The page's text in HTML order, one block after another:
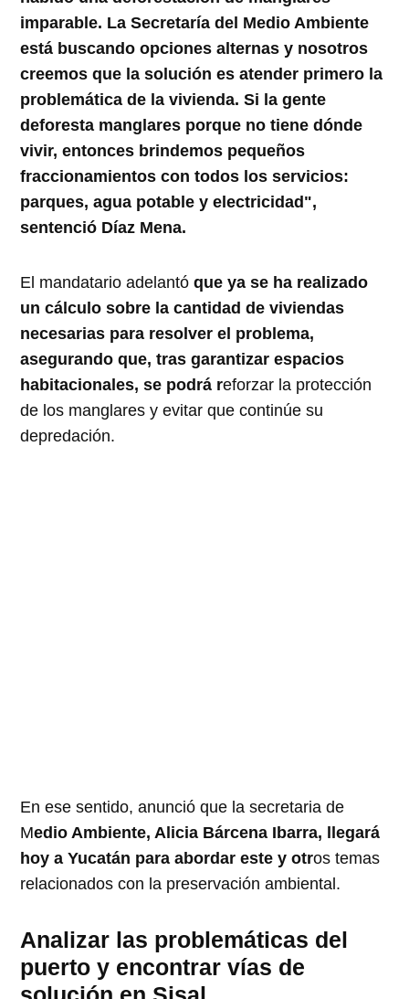
imparable. La Secretaría del Medio Ambiente
está buscando opciones alternas y nosotros
creemos que la solución es atender primero la
problemática de la vivienda. Si la gente
deforesta manglares porque no tiene dónde
vivir, entonces brindemos pequeños
fraccionamientos con todos los servicios:
parques, agua potable y electricidad",
sentenció Díaz Mena.
El mandatario adelantó que ya se ha realizado
un cálculo sobre la cantidad de viviendas
necesarias para resolver el problema,
asegurando que, tras garantizar espacios
habitacionales, se podrá reforzar la protección
de los manglares y evitar que continúe su
depredación.
En ese sentido, anunció que la secretaria de
Medio Ambiente, Alicia Bárcena Ibarra, llegará
hoy a Yucatán para abordar este y otros temas
relacionados con la preservación ambiental.
Analizar las problemáticas del
puerto y encontrar vías de